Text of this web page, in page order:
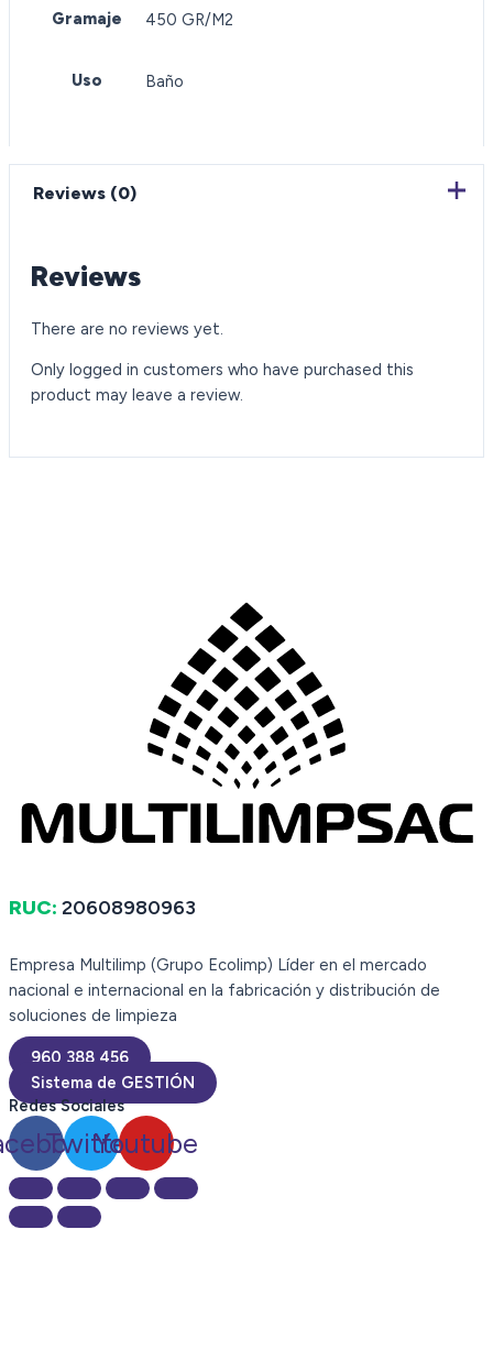
Gramaje 450 GR/M2
Uso Baño
Reviews (0)
Reviews
There are no reviews yet.
Only logged in customers who have purchased this
product may leave a review.
RUC: 20608980963
Empresa Multilimp (Grupo Ecolimp) Líder en el mercado
nacional e internacional en la fabricación y distribución de
soluciones de limpieza
960 388 456
Sistema de GESTIÓN
Redes Sociales
TwitterYoutube